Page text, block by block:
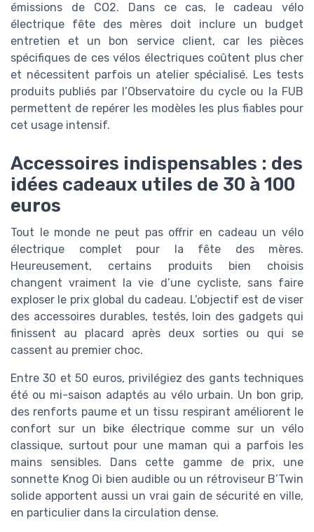
émissions de CO2. Dans ce cas, le cadeau vélo
électrique fête des mères doit inclure un budget
entretien et un bon service client, car les pièces
spécifiques de ces vélos électriques coûtent plus cher
et nécessitent parfois un atelier spécialisé. Les tests
produits publiés par l’Observatoire du cycle ou la FUB
permettent de repérer les modèles les plus fiables pour
cet usage intensif.
Accessoires indispensables : des
idées cadeaux utiles de 30 à 100
euros
Tout le monde ne peut pas offrir en cadeau un vélo
électrique complet pour la fête des mères.
Heureusement, certains produits bien choisis
changent vraiment la vie d’une cycliste, sans faire
exploser le prix global du cadeau. L’objectif est de viser
des accessoires durables, testés, loin des gadgets qui
finissent au placard après deux sorties ou qui se
cassent au premier choc.
Entre 30 et 50 euros, privilégiez des gants techniques
été ou mi-saison adaptés au vélo urbain. Un bon grip,
des renforts paume et un tissu respirant améliorent le
confort sur un bike électrique comme sur un vélo
classique, surtout pour une maman qui a parfois les
mains sensibles. Dans cette gamme de prix, une
sonnette Knog Oi bien audible ou un rétroviseur B’Twin
solide apportent aussi un vrai gain de sécurité en ville,
en particulier dans la circulation dense.